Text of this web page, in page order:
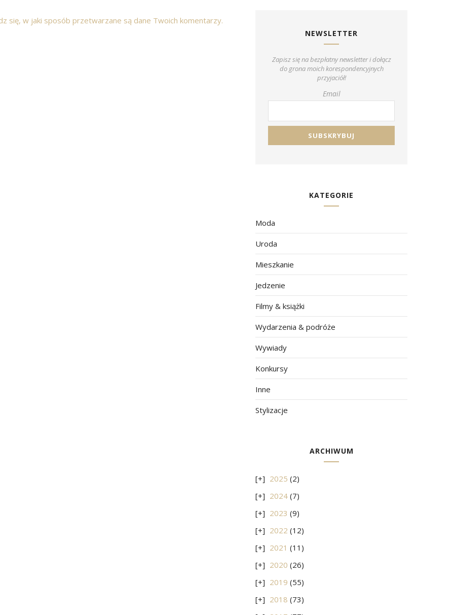
się, w jaki sposób przetwarzane są dane Twoich komentarzy.
NEWSLETTER
Zapisz się na bezpłatny newsletter i dołącz
do grona moich korespondencyjnych
przyjaciół!
Email
KATEGORIE
Moda
Uroda
Mieszkanie
Jedzenie
Filmy & książki
Wydarzenia & podróże
Wywiady
Konkursy
Inne
Stylizacje
ARCHIWUM
2025 (2)
2024 (7)
2023 (9)
2022 (12)
2021 (11)
2020 (26)
2019 (55)
2018 (73)